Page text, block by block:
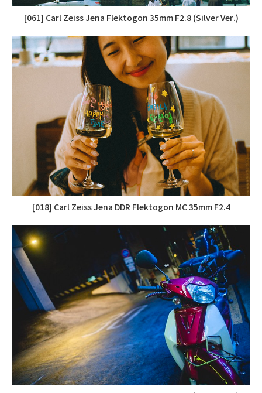
[061] Carl Zeiss Jena Flektogon 35mm F2.8 (Silver Ver.)
[018] Carl Zeiss Jena DDR Flektogon MC 35mm F2.4